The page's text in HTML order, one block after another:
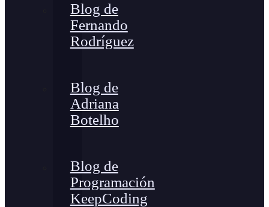
Blog de
Fernando
Rodríguez
Blog de
Adriana
Botelho
Blog de
Programación
KeepCoding